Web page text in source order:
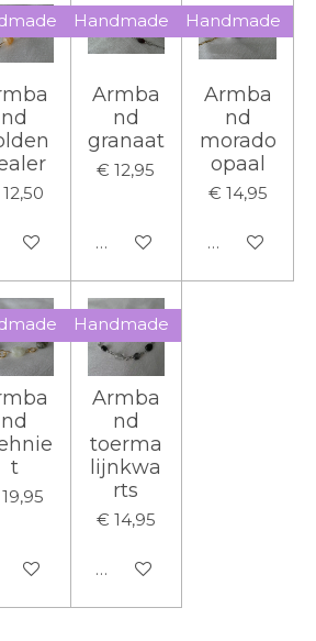
nd
winkelwagen
Handmade
Armba
nd
granaat
€ 12,95
In winkelwagen
Handmade
Armba
nd
morado
opaal
€ 14,95
In
nd
t
winkelwagen
Handmade
Armba
nd
toerma
lijnkwa
rts
€ 14,95
In winkelwagen